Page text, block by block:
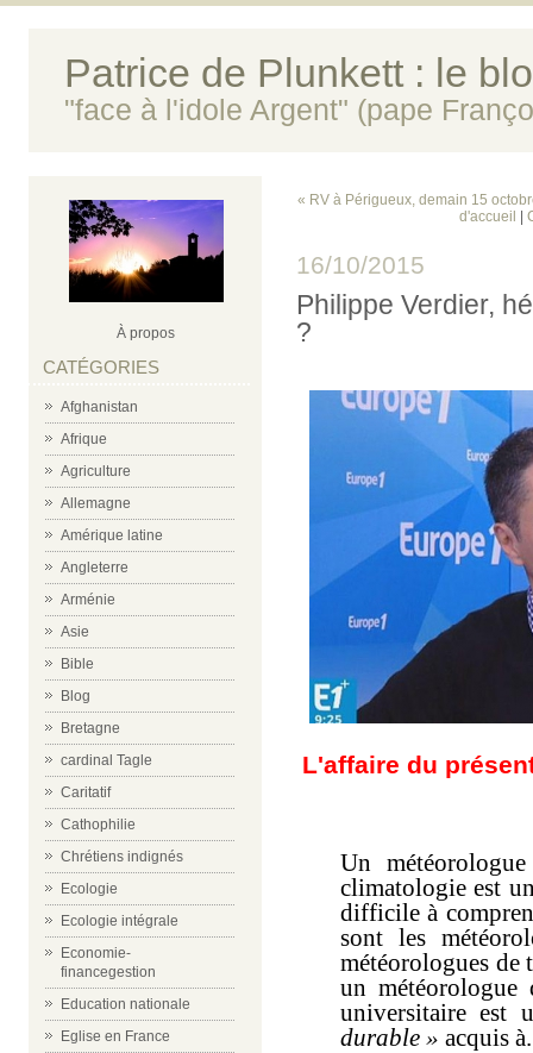
Patrice de Plunkett : le
"face à l'idole Argent" (pape
À propos
CATÉGORIES
Afghanistan
Afrique
Agriculture
Allemagne
Amérique latine
Angleterre
Arménie
Asie
Bible
Blog
Bretagne
cardinal Tagle
Caritatif
Cathophilie
Chrétiens indignés
Ecologie
Ecologie intégrale
Economie-
financegestion
Education nationale
Eglise en France
« RV à Périgueux, demain 15
d'accueil
16/10/2015
Philippe Verdier,
?
L'affaire du
Un
climatologie est
difficile à
sont les
météorologues
un
universitaire est
durable » acquis